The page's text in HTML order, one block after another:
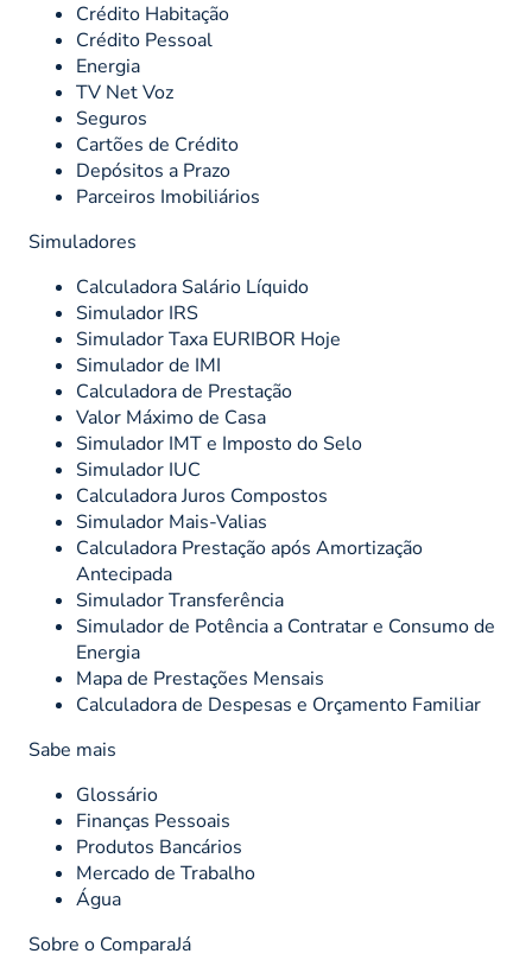
Crédito Habitação
Crédito Pessoal
Energia
TV Net Voz
Seguros
Cartões de Crédito
Depósitos a Prazo
Parceiros Imobiliários
Simuladores
Calculadora Salário Líquido
Simulador IRS
Simulador Taxa EURIBOR Hoje
Simulador de IMI
Calculadora de Prestação
Valor Máximo de Casa
Simulador IMT e Imposto do Selo
Simulador IUC
Calculadora Juros Compostos
Simulador Mais-Valias
Calculadora Prestação após Amortização
Antecipada
Simulador Transferência
Simulador de Potência a Contratar e Consumo de
Energia
Mapa de Prestações Mensais
Calculadora de Despesas e Orçamento Familiar
Sabe mais
Glossário
Finanças Pessoais
Produtos Bancários
Mercado de Trabalho
Água
Sobre o ComparaJá